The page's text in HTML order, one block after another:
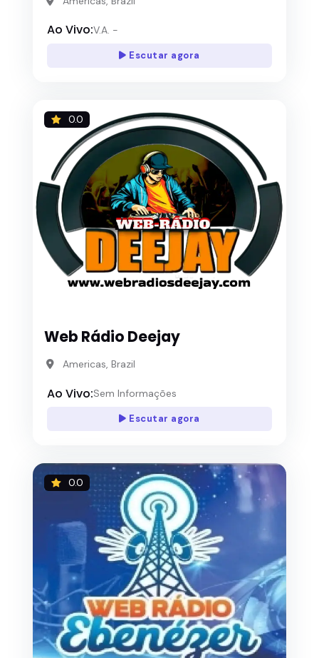
Ao Vivo:V.A. -
Escutar agora
0.0
Web Rádio Deejay
Americas, Brazil
Ao Vivo:Sem Informações
Escutar agora
0.0